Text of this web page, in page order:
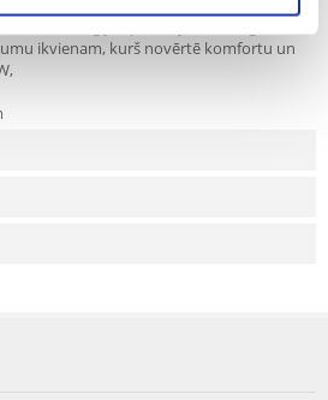
ikvienam, kurš novērtē komfortu un